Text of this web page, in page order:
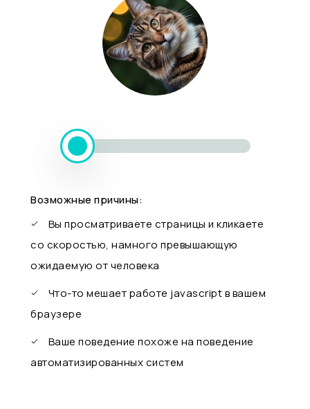
Возможные причины:
Вы просматриваете страницы и кликаете
со скоростью, намного превышающую
ожидаемую от человека
Что-то мешает работе javascript в вашем
браузере
Ваше поведение похоже на поведение
автоматизированных систем